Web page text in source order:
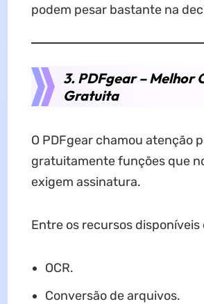
podem pesar bastante na
3. PDFgear – Melhor
Gratuita
O PDFgear chamou atenção
gratuitamente funções que
exigem assinatura.
Entre os recursos disponíveis
OCR.
Conversão de arquivos.